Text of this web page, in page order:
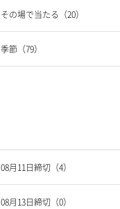
その場で当たる（20）
季節（79）
08月11日締切（4）
08月13日締切（0）